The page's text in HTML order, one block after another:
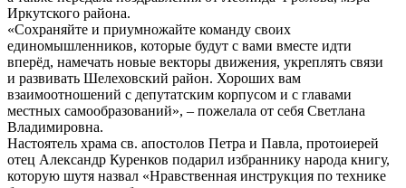
Иркутского района.
«Сохраняйте и приумножайте команду своих
единомышленников, которые будут с вами вместе идти
вперёд, намечать новые векторы движения, укреплять связи
и развивать Шелеховский район. Хороших вам
взаимоотношений с депутатским корпусом и с главами
местных самообразований», – пожелала от себя Светлана
Владимировна.
Настоятель храма св. апостолов Петра и Павла, протоиерей
отец Александр Куренков подарил избраннику народа книгу,
которую шутя назвал «Нравственная инструкция по технике